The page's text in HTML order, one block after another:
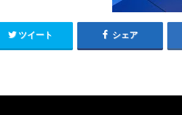
ツイート シェア